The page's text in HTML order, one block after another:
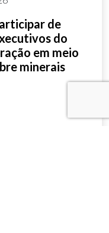
de
do
em meio
minerais